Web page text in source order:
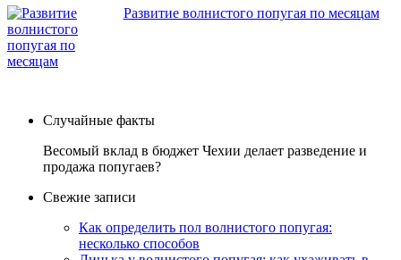
Развитие волнистого попугая по месяцам
Случайные факты
Весомый вклад в бюджет Чехии делает разведение и
продажа попугаев?
Свежие записи
Как определить пол волнистого попугая:
несколько способов